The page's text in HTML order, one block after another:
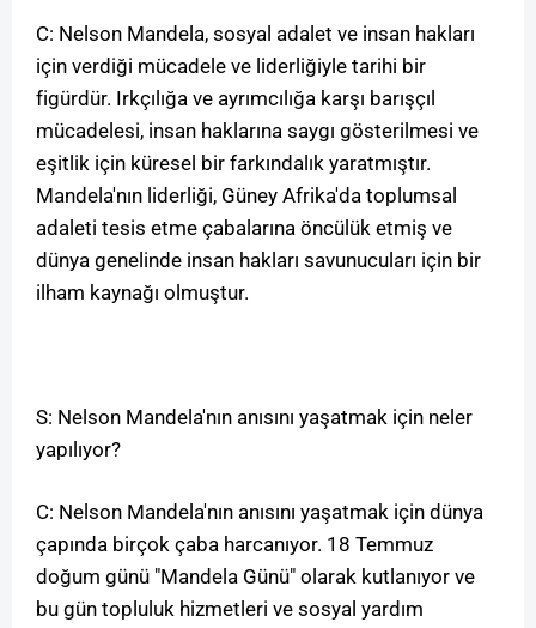
C: Nelson Mandela, sosyal adalet ve insan hakları
için verdiği mücadele ve liderliğiyle tarihi bir
figürdür. Irkçılığa ve ayrımcılığa karşı barışçıl
mücadelesi, insan haklarına saygı gösterilmesi ve
eşitlik için küresel bir farkındalık yaratmıştır.
Mandela'nın liderliği, Güney Afrika'da toplumsal
adaleti tesis etme çabalarına öncülük etmiş ve
dünya genelinde insan hakları savunucuları için bir
ilham kaynağı olmuştur.
S: Nelson Mandela'nın anısını yaşatmak için neler
yapılıyor?
C: Nelson Mandela'nın anısını yaşatmak için dünya
çapında birçok çaba harcanıyor. 18 Temmuz
doğum günü "Mandela Günü" olarak kutlanıyor ve
bu gün topluluk hizmetleri ve sosyal yardım